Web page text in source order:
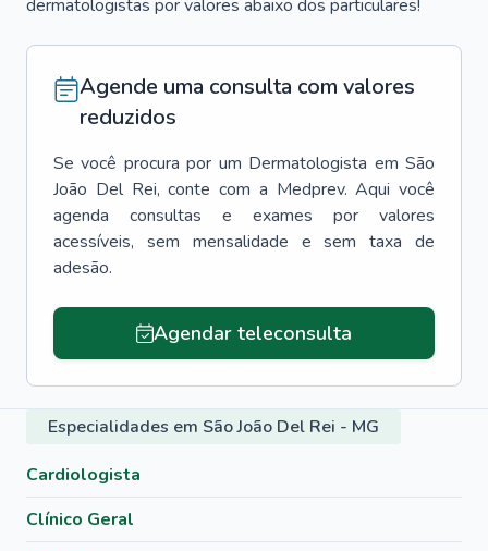
dermatologistas por valores abaixo dos particulares!
Agende uma consulta com valores
reduzidos
Se você procura por um Dermatologista em São
João Del Rei, conte com a Medprev. Aqui você
agenda consultas e exames por valores
acessíveis, sem mensalidade e sem taxa de
adesão.
Agendar teleconsulta
Especialidades em São João Del Rei - MG
Cardiologista
Clínico Geral